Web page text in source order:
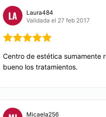
LA
Laura484
Validada el 27 feb 2017
Centro de estética sumamente
bueno los tratamientos.
Micaela256